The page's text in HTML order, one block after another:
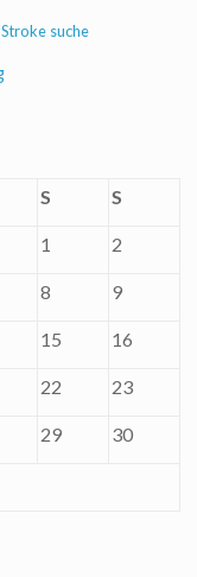
Stroke suche
S S
1 2
8 9
15 16
22 23
29 30